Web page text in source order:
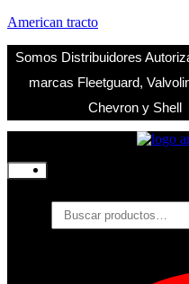
American tracto
Somos Distribuidores
marcas Fleetguard,
Chevron y Shell
Productos
Filtros